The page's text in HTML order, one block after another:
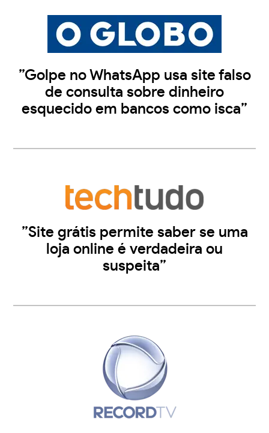
”Golpe no WhatsApp usa site falso
de consulta sobre dinheiro
esquecido em bancos como isca”
”Site grátis permite saber se uma
loja online é verdadeira ou
suspeita”